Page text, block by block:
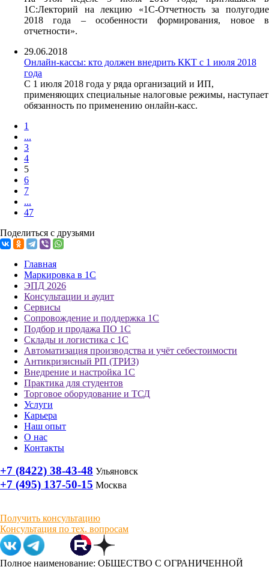
1С:Лекторий на лекцию «1С-Отчетность за полугодие
2018 года – особенности формирования, новое в
отчетности».
29.06.2018
Онлайн-кассы: кто должен внедрить ККТ с 1 июля 2018
года
С 1 июля 2018 года у ряда организаций и ИП,
применяющих специальные налоговые режимы, наступает
обязанность по применению онлайн-касс.
1
...
3
4
5
6
7
...
47
Поделиться с друзьями
Главная
Маркировка в 1С
ЭПД 2026
Консультации и аудит
Сервисы
Сопровождение и поддержка 1С
Подбор и продажа ПО 1С
Склады и логистика с 1С
Автоматизация производства и учёт себестоимости
Антикризисный РП (ТРИЗ)
Внедрение и настройка 1С
Практика для студентов
Торговое оборудование и ТСД
Услуги
Карьера
Наш опыт
О нас
Контакты
+7 (8422) 38-43-48 Ульяновск
+7 (495) 137-50-15 Москва
Получить консультацию
Консультация по тех. вопросам
Полное наименование: ОБЩЕСТВО С ОГРАНИЧЕННОЙ